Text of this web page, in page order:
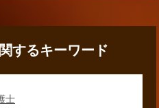
するキーワード
士